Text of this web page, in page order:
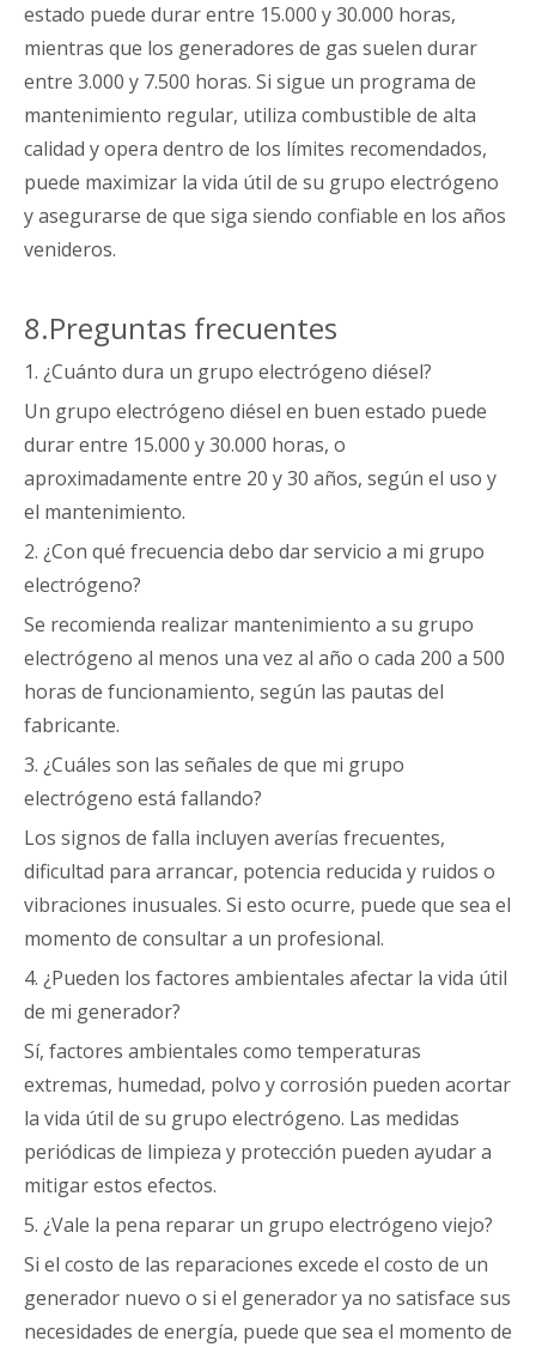
estado puede durar entre 15.000 y 30.000 horas,
mientras que los generadores de gas suelen durar
entre 3.000 y 7.500 horas. Si sigue un programa de
mantenimiento regular, utiliza combustible de alta
calidad y opera dentro de los límites recomendados,
puede maximizar la vida útil de su grupo electrógeno
y asegurarse de que siga siendo confiable en los años
venideros.
8.Preguntas frecuentes
1. ¿Cuánto dura un grupo electrógeno diésel?
Un grupo electrógeno diésel en buen estado puede
durar entre 15.000 y 30.000 horas, o
aproximadamente entre 20 y 30 años, según el uso y
el mantenimiento.
2. ¿Con qué frecuencia debo dar servicio a mi grupo
electrógeno?
Se recomienda realizar mantenimiento a su grupo
electrógeno al menos una vez al año o cada 200 a 500
horas de funcionamiento, según las pautas del
fabricante.
3. ¿Cuáles son las señales de que mi grupo
electrógeno está fallando?
Los signos de falla incluyen averías frecuentes,
dificultad para arrancar, potencia reducida y ruidos o
vibraciones inusuales. Si esto ocurre, puede que sea el
momento de consultar a un profesional.
4. ¿Pueden los factores ambientales afectar la vida útil
de mi generador?
Sí, factores ambientales como temperaturas
extremas, humedad, polvo y corrosión pueden acortar
la vida útil de su grupo electrógeno. Las medidas
periódicas de limpieza y protección pueden ayudar a
mitigar estos efectos.
5. ¿Vale la pena reparar un grupo electrógeno viejo?
Si el costo de las reparaciones excede el costo de un
generador nuevo o si el generador ya no satisface sus
necesidades de energía, puede que sea el momento de